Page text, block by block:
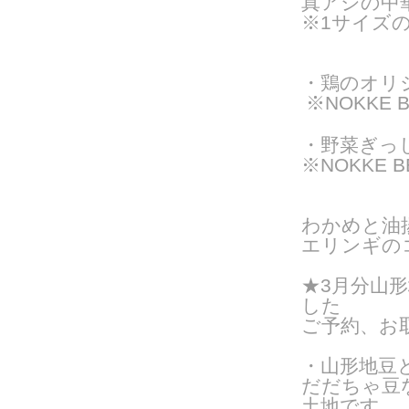
※1サイズ
・鶏のオ
※NOKKE
・野菜ぎ
※NOKKE
わかめと油
エリンギの
★3月分山
した
ご予約、お
・山形地
だだちゃ豆